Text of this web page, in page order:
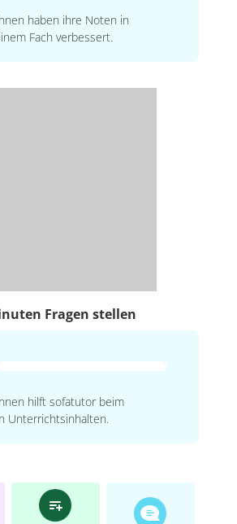
haben ihre Noten in
Fach verbessert.
Fragen stellen
hilft sofatutor beim
Unterrichtsinhalten.